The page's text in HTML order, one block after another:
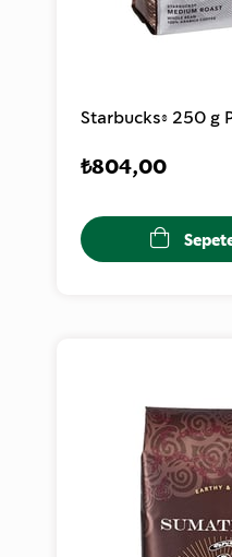
Starbucks® 250 g
₺804,00